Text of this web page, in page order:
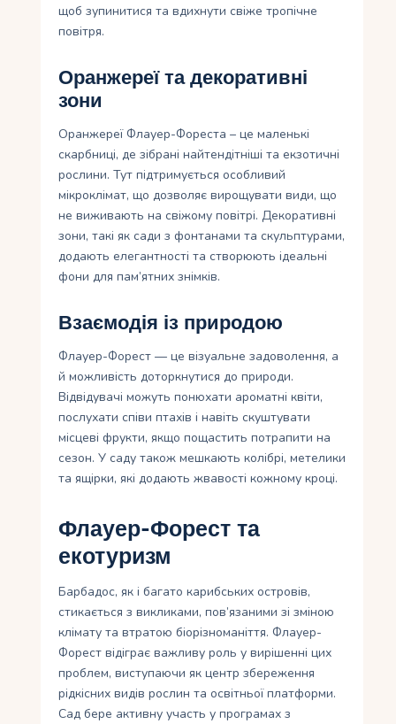
щоб зупинитися та вдихнути свіже тропічне
повітря.
Оранжереї та декоративні
зони
Оранжереї Флауер-Фореста – це маленькі
скарбниці, де зібрані найтендітніші та екзотичні
рослини. Тут підтримується особливий
мікроклімат, що дозволяє вирощувати види, що
не виживають на свіжому повітрі. Декоративні
зони, такі як сади з фонтанами та скульптурами,
додають елегантності та створюють ідеальні
фони для пам’ятних знімків.
Взаємодія із природою
Флауер-Форест — це візуальне задоволення, а
й можливість доторкнутися до природи.
Відвідувачі можуть понюхати ароматні квіти,
послухати співи птахів і навіть скуштувати
місцеві фрукти, якщо пощастить потрапити на
сезон. У саду також мешкають колібрі, метелики
та ящірки, які додають жвавості кожному кроці.
Флауер-Форест та
екотуризм
Барбадос, як і багато карибських островів,
стикається з викликами, пов’язаними зі зміною
клімату та втратою біорізноманіття. Флауер-
Форест відіграє важливу роль у вирішенні цих
проблем, виступаючи як центр збереження
рідкісних видів рослин та освітньої платформи.
Сад бере активну участь у програмах з